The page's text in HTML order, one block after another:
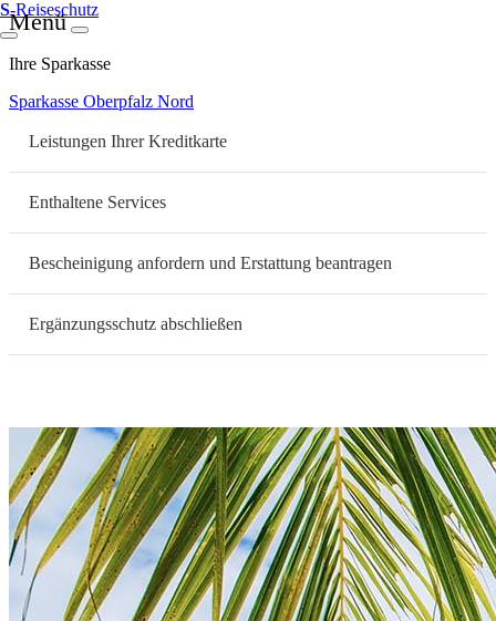
S-Reiseschutz
Menü
Ihre Sparkasse
Sparkasse Oberpfalz Nord
Leistungen Ihrer Kreditkarte
Enthaltene Services
Bescheinigung anfordern und Erstattung beantragen
Ergänzungsschutz abschließen